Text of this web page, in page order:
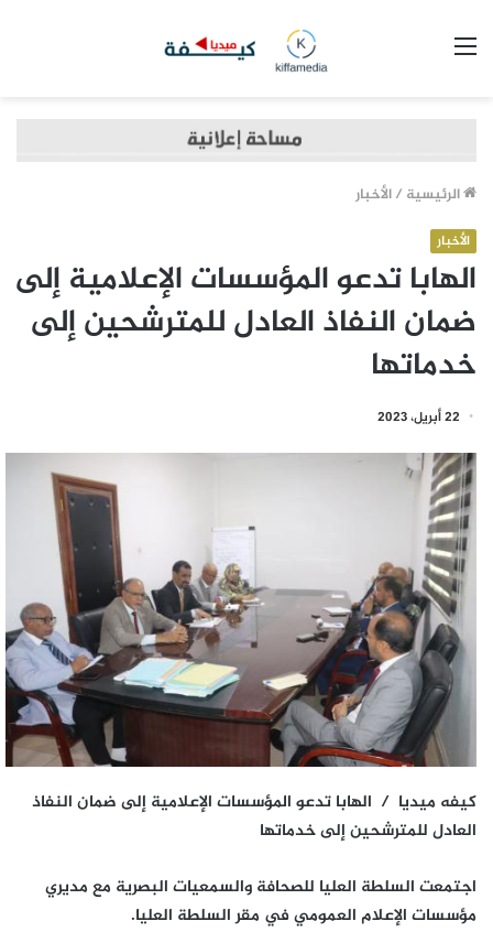
الرئيسية /الأخبار
الأخبار
الهابا تدعو المؤسسات الإعلامية إلى
ضمان النفاذ العادل للمترشحين إلى
خدماتها
22 أبريل، 2023
كيفه ميديا / الهابا تدعو المؤسسات الإعلامية إلى ضمان النفاذ
العادل للمترشحين إلى خدماتها
اجتمعت السلطة العليا للصحافة والسمعيات البصرية مع مديري
مؤسسات الإعلام العمومي في مقر السلطة العليا.